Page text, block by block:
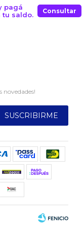
pagá
tu saldo.
Consultar
novedades!
SUSCRIBIRME